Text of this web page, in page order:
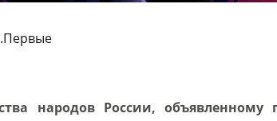
народов России, объявленному